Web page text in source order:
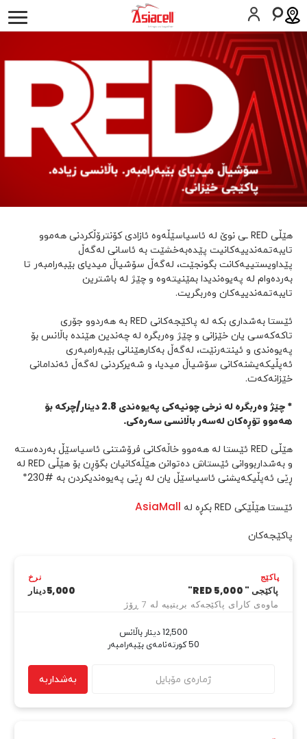
كه‌سییکارەکانم دەربارەی ئێمە
خزمەتگوزارييەكان
ئاسیامۆڵ
هاوڕێی تەمەن
یارمەتی
العربية English
هێڵی RED ـی نوێ لە ئاسیاسێڵەوە ئازادی کۆنترۆڵكردنی هەموو
تایبەتمەندییەکانیت پێدەبەخشێت بە ئاسانی لەگەڵ
پێداویستییەکانت بگونجێت، لەگەڵ سۆشیاڵ میدیای بێبەرامبەر تا
بەردەوام لە پەیوەندیدا بمێنیتەوە و چێژ لە باشترین
تایبەتمەندییەکان وەربگریت.
ئێستا بەشداری بکە لە پاکێجەکانی RED بە هەردوو جۆری
تاکەکەسی یان خێزانی و چێژ وەربگرە لە چەندین هێندە باڵانس بۆ
پەیوەندی و ئینتەرنێت، لەگەڵ بەکارهێنانی بێبەرامبەری
ئەپڵیکەیشنەکانی سۆشیاڵ میدیا، و شەیرکردنی لەگەڵ ئەندامانی
خێزانەکەت.
* چێژ وەربگرە لە نرخی چونیەکی پەیوەندی 2.8 دینار/چرکە بۆ
هەموو تۆڕەکان لەسەر باڵانسی سەرەکی.
هێڵی RED ئێستا لە هەموو خاڵەکانی فرۆشتنی ئاسیاسێڵ بەردەستە
و بەشداربووانی ئێستاش دەتوانن هێڵەکانیان بگۆڕن بۆ هێڵی RED لە
ڕێی ئەپڵیکەیشنی ئاسیاسێڵ یان لە ڕێی پەیوەندیکردن بە #230*
ئێستا هێڵێکی RED بکڕە لە AsiaMall
پاکێجەکان
پاکێج
پاکێجی " RED 5,000"
ماوەی کارای پاکێجەکە بریتییە لە 7 ڕۆژ
نرخ
5,000دینار
50 کورتەنامەی بێبەرامبەر
بەشداربە